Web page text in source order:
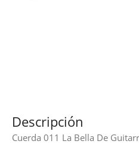
Descripción
Cuerda 011 La Bella De